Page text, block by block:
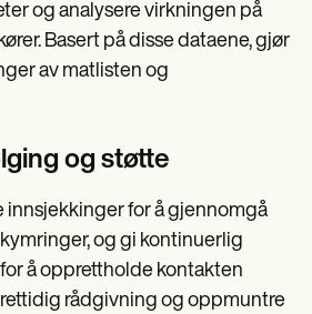
og analysere virkningen på
Basert på disse dataene, gjør
av matlisten og
og støtte
innsjekkinger for å gjennomgå
og gi kontinuerlig
å opprettholde kontakten
rådgivning og oppmuntre